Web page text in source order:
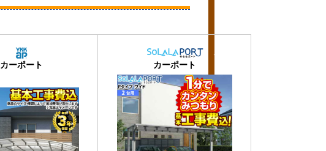
カーポート カーポート